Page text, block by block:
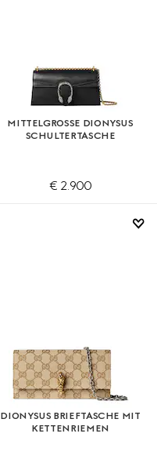
MITTELGROSSE DIONYSUS S
CHULTERTASCHE
€ 2.900
DIONYSUS BRIEFTASCHE MIT
KETTENRIEMEN